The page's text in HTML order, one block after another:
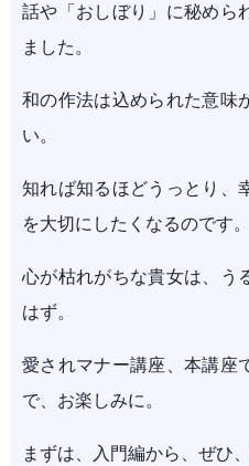
話や「おしぼり」に秘めら
ました。
和の作法は込められた意味
い。
知れば知るほどうっとり、
を大切にしたくなるのです。
心が枯れがちな貴女は、う
はず。
愛されマナー講座、本講座
で、お楽しみに。
まずは、入門編から、ぜひ